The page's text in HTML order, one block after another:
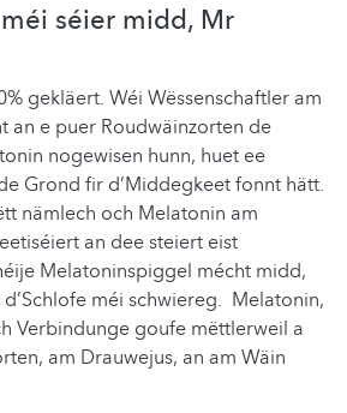
séier midd, Mr
gekläert. Wéi Wëssenschaftler am
an e puer Roudwäinzorten de
nogewisen hunn, huet ee
Grond fir d’Middegkeet fonnt hätt.
nämlech och Melatonin am
an dee steiert eist
Melatoninspiggel mécht midd,
méi schwiereg. Melatonin,
Verbindunge goufe mëttlerweil a
am Drauwejus, an am Wäin